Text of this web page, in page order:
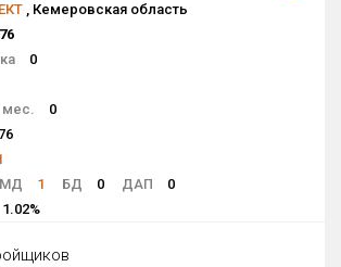
, Кемеровская область
0
мес.
0
МД 1 БД 0 ДАП
0
1.02%